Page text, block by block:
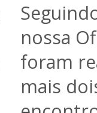
nossa
foram
mais